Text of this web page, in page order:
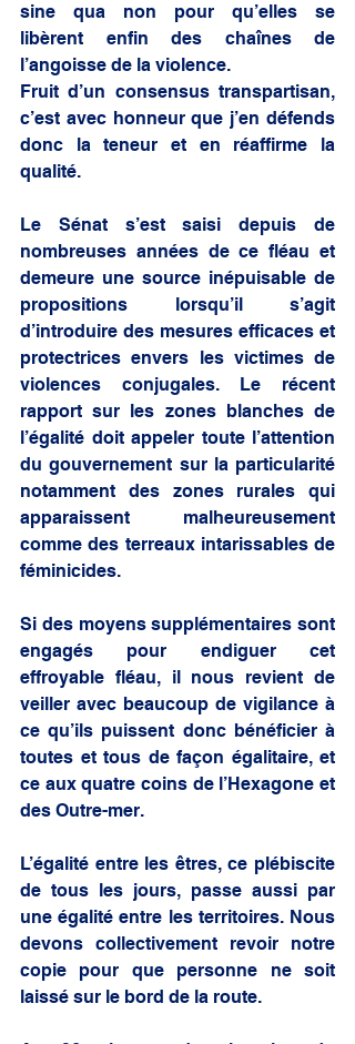
sine qua non pour qu’elles se
libèrent enfin des chaînes de
l’angoisse de la violence.
Fruit d’un consensus transpartisan,
c’est avec honneur que j’en défends
donc la teneur et en réaffirme la
qualité.
Le Sénat s’est saisi depuis de
nombreuses années de ce fléau et
demeure une source inépuisable de
propositions lorsqu’il s’agit
d’introduire des mesures efficaces et
protectrices envers les victimes de
violences conjugales. Le récent
rapport sur les zones blanches de
l’égalité doit appeler toute l’attention
du gouvernement sur la particularité
notamment des zones rurales qui
apparaissent malheureusement
comme des terreaux intarissables de
féminicides.
Si des moyens supplémentaires sont
engagés pour endiguer cet
effroyable fléau, il nous revient de
veiller avec beaucoup de vigilance à
ce qu’ils puissent donc bénéficier à
toutes et tous de façon égalitaire, et
ce aux quatre coins de l’Hexagone et
des Outre-mer.
L’égalité entre les êtres, ce plébiscite
de tous les jours, passe aussi par
une égalité entre les territoires. Nous
devons collectivement revoir notre
copie pour que personne ne soit
laissé sur le bord de la route.